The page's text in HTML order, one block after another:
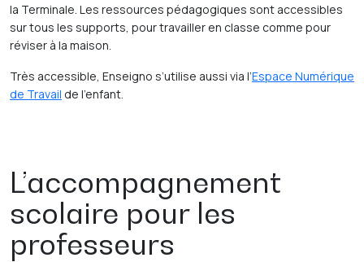
la Terminale. Les ressources pédagogiques sont accessibles
sur tous les supports, pour travailler en classe comme pour
réviser à la maison.
Très accessible, Enseigno s’utilise aussi via l’Espace Numérique
de Travail de l’enfant.
L’accompagnement
scolaire pour les
professeurs